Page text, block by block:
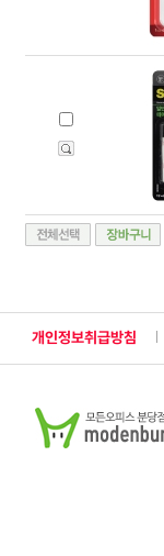
개인정보취급방침